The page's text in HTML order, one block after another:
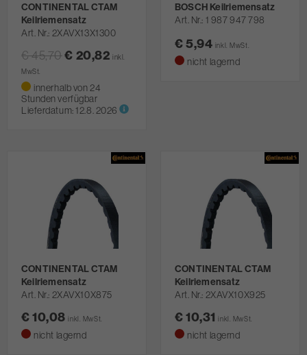
CONTINENTAL CTAM
Keilriemensatz
Art. Nr. 2XAVX13X1300
€ 45,70€ 20,82 inkl.
MwSt.
innerhalb von 24
Stunden verfügbar
Lieferdatum:12.8. 2026
BOSCH Keilriemensatz
Art. Nr. 1 987 947 798
€ 5,94 inkl. MwSt.
nicht lagernd
CONTINENTAL CTAM
Keilriemensatz
Art. Nr. 2XAVX10X875
€ 10,08inkl. MwSt.
nicht lagernd
CONTINENTAL CTAM
Keilriemensatz
Art. Nr. 2XAVX10X925
€ 10,31inkl. MwSt.
nicht lagernd